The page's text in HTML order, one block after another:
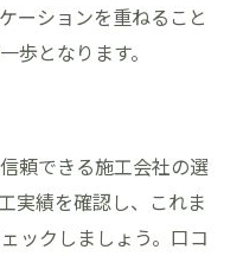
ーションを重ねること
歩となります。
頼できる施工会社の選
実績を確認し、これま
ックしましょう。口コ